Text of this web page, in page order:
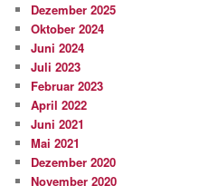
Dezember 2025
Oktober 2024
Juni 2024
Juli 2023
Februar 2023
April 2022
Juni 2021
Mai 2021
Dezember 2020
November 2020